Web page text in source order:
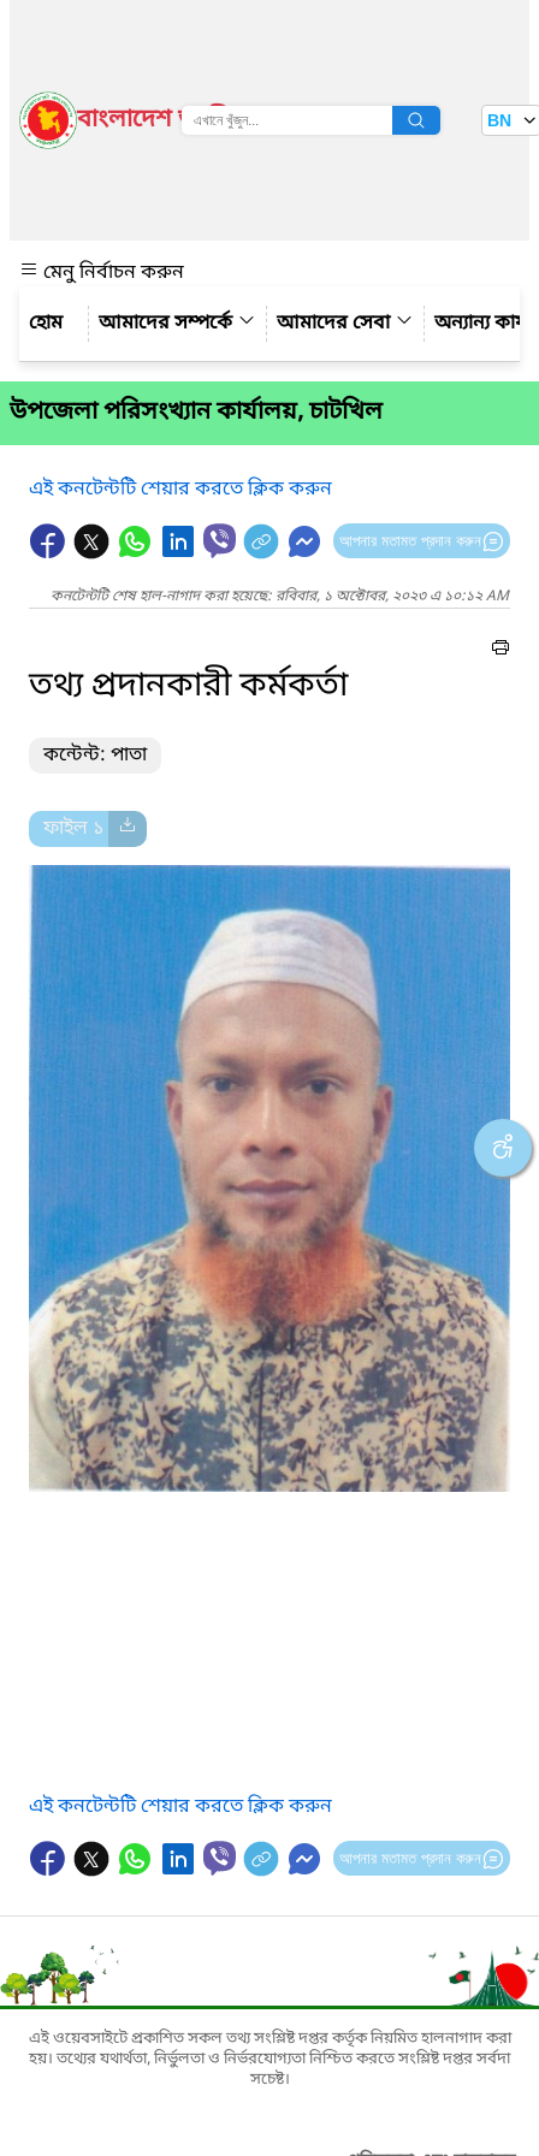
বাংলাদেশ জাতীয় তথ্য বাতায়ন BN
মেনু নির্বাচন করুন
আমাদের সম্পর্কে
আমাদের সেবা অন্যান্য
উপজেলা পরিসংখ্যান কার্যালয়, চাটখিল
এই কনটেন্টটি শেয়ার করতে ক্লিক করুন
আপনার মতামত প্রদান করুন
কনটেন্টটি শেষ হাল-নাগাদ করা হয়েছে: রবিবার, ১ অক্টোবর, ২০২৩ এ ১০:১২ AM
তথ্য প্রদানকারী কর্মকর্তা
কন্টেন্ট: পাতা
ফাইল ১
এই কনটেন্টটি শেয়ার করতে ক্লিক করুন
আপনার মতামত প্রদান করুন
এই ওয়েবসাইটে প্রকাশিত সকল তথ্য সংশ্লিষ্ট দপ্তর কর্তৃক নিয়মিত হালনাগাদ করা
হয়। তথ্যের যথার্থতা, নির্ভুলতা ও নির্ভরযোগ্যতা নিশ্চিত করতে সংশ্লিষ্ট দপ্তর সর্বদা
সচেষ্ট।